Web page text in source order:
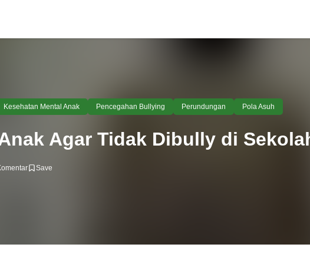
Kesehatan Mental Anak Pencegahan Bullying Perundungan Pola Asuh
Agar Tidak Dibully di